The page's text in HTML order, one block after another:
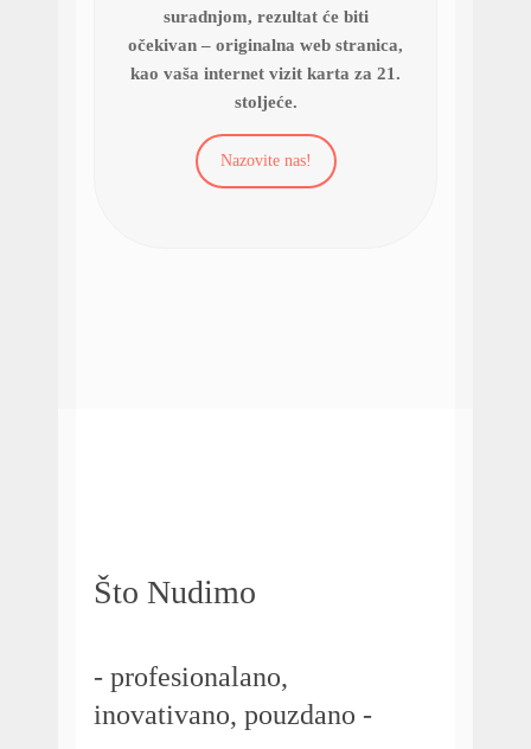
suradnjom, rezultat će biti
očekivan – originalna web stranica,
kao vaša internet vizit karta za 21.
stoljeće.
Nazovite nas!
Što Nudimo
- profesionalano,
inovativano, pouzdano -